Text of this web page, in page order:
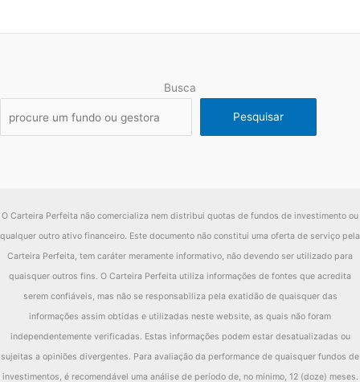
Busca
Pesquisar
O Carteira Perfeita não comercializa nem distribui quotas de fundos de investimento ou
qualquer outro ativo financeiro. Este documento não constitui uma oferta de serviço pela
Carteira Perfeita, tem caráter meramente informativo, não devendo ser utilizado para
quaisquer outros fins. O Carteira Perfeita utiliza informações de fontes que acredita
serem confiáveis, mas não se responsabiliza pela exatidão de quaisquer das
informações assim obtidas e utilizadas neste website, as quais não foram
independentemente verificadas. Estas informações podem estar desatualizadas ou
sujeitas a opiniões divergentes. Para avaliação da performance de quaisquer fundos de
investimentos, é recomendável uma análise de período de, no mínimo, 12 (doze) meses.